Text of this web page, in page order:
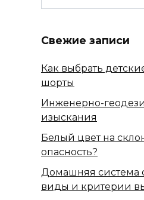
Свежие записи
Как выбрать
шорты
Инженерно-
изыскания
Белый цвет на
опасность?
Домашняя система
виды и критерии